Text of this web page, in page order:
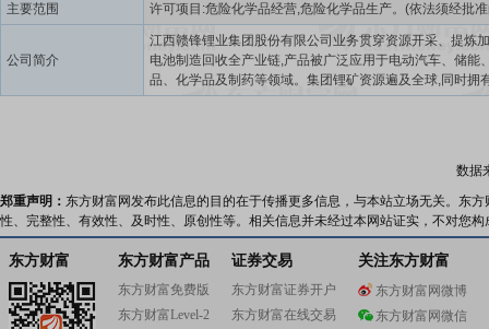
主要范围
公司简介
江西赣锋锂业集团股份有限公司业务贯穿资源开采、提炼
电池制造回收全产业链,产品被广泛应用于电动汽车、储能
品、化学品及制药等领域。集团锂矿资源遍及全球,同时拥
提锂”、“矿石提锂”和“回收提锂”产业化技术;锂化合物、金
数据
郑重声明： 东方财富网发布此信息的目的在于传播更多信息，与本站立场无关。东
性、完整性、有效性、及时性、原创性等。相关信息并未经过本网站证实，不对您
东方财富 东方财富产品
东方财富免费版
东方财富Level-2
证券交易
东方财富证券开户
东方财富在线交易
关注东方财富
东方财富网微博
东方财富网微信